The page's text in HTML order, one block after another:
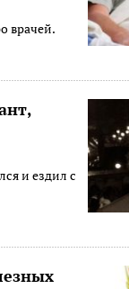
врачей.
и ездил с